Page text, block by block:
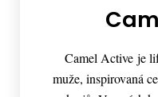
Camel Active je
muže, inspirovaná